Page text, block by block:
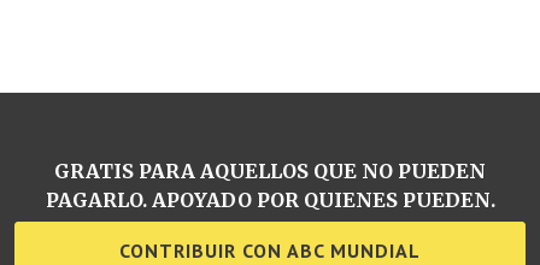
GRATIS PARA AQUELLOS QUE NO PUEDEN
PAGARLO. APOYADO POR QUIENES PUEDEN.
CONTRIBUIR CON ABC MUNDIAL